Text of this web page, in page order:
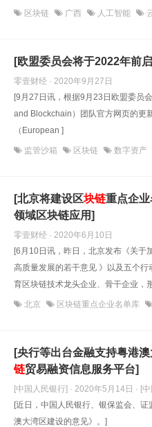
区块链 广西 人工智能
[欧盟委员会将于2022年前
零壹财经 · 2020年9月27日
[9月27日讯，根据9月23日欧盟委员
and Blockchain）团队官方网页的更
（European ]
监管沙箱 区块链 数字资产
[北京将建设区块链重点企
领域区块链应用]
零壹财经 · 2020年6月10日
[6月10日讯，昨日，北京发布《关于
高质量发展的若干意见 》以及五个
育区块链技术龙头企业、骨干企业，
北京 区块链重点企业名单库
[央行等出台金融支持粤港
链贸易融资信息服务平台]
[中国人民银行] · 2020年5月14日 · [
[近日，中国人民银行、银保监会、
澳大湾区建设的意见》。]